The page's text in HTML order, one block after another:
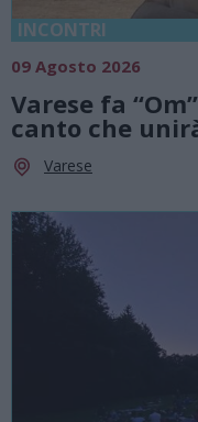
INCONTRI
09 Agosto 2026
Varese fa
canto che
Varese